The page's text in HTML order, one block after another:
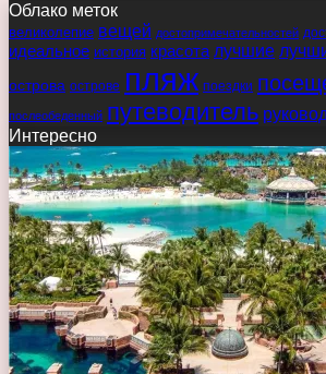
Облако меток
великолепие вещей достопримечательностей
идеальное история красота лучшие
острова острове пляж поездки
послеобеденный путеводитель
Интересно